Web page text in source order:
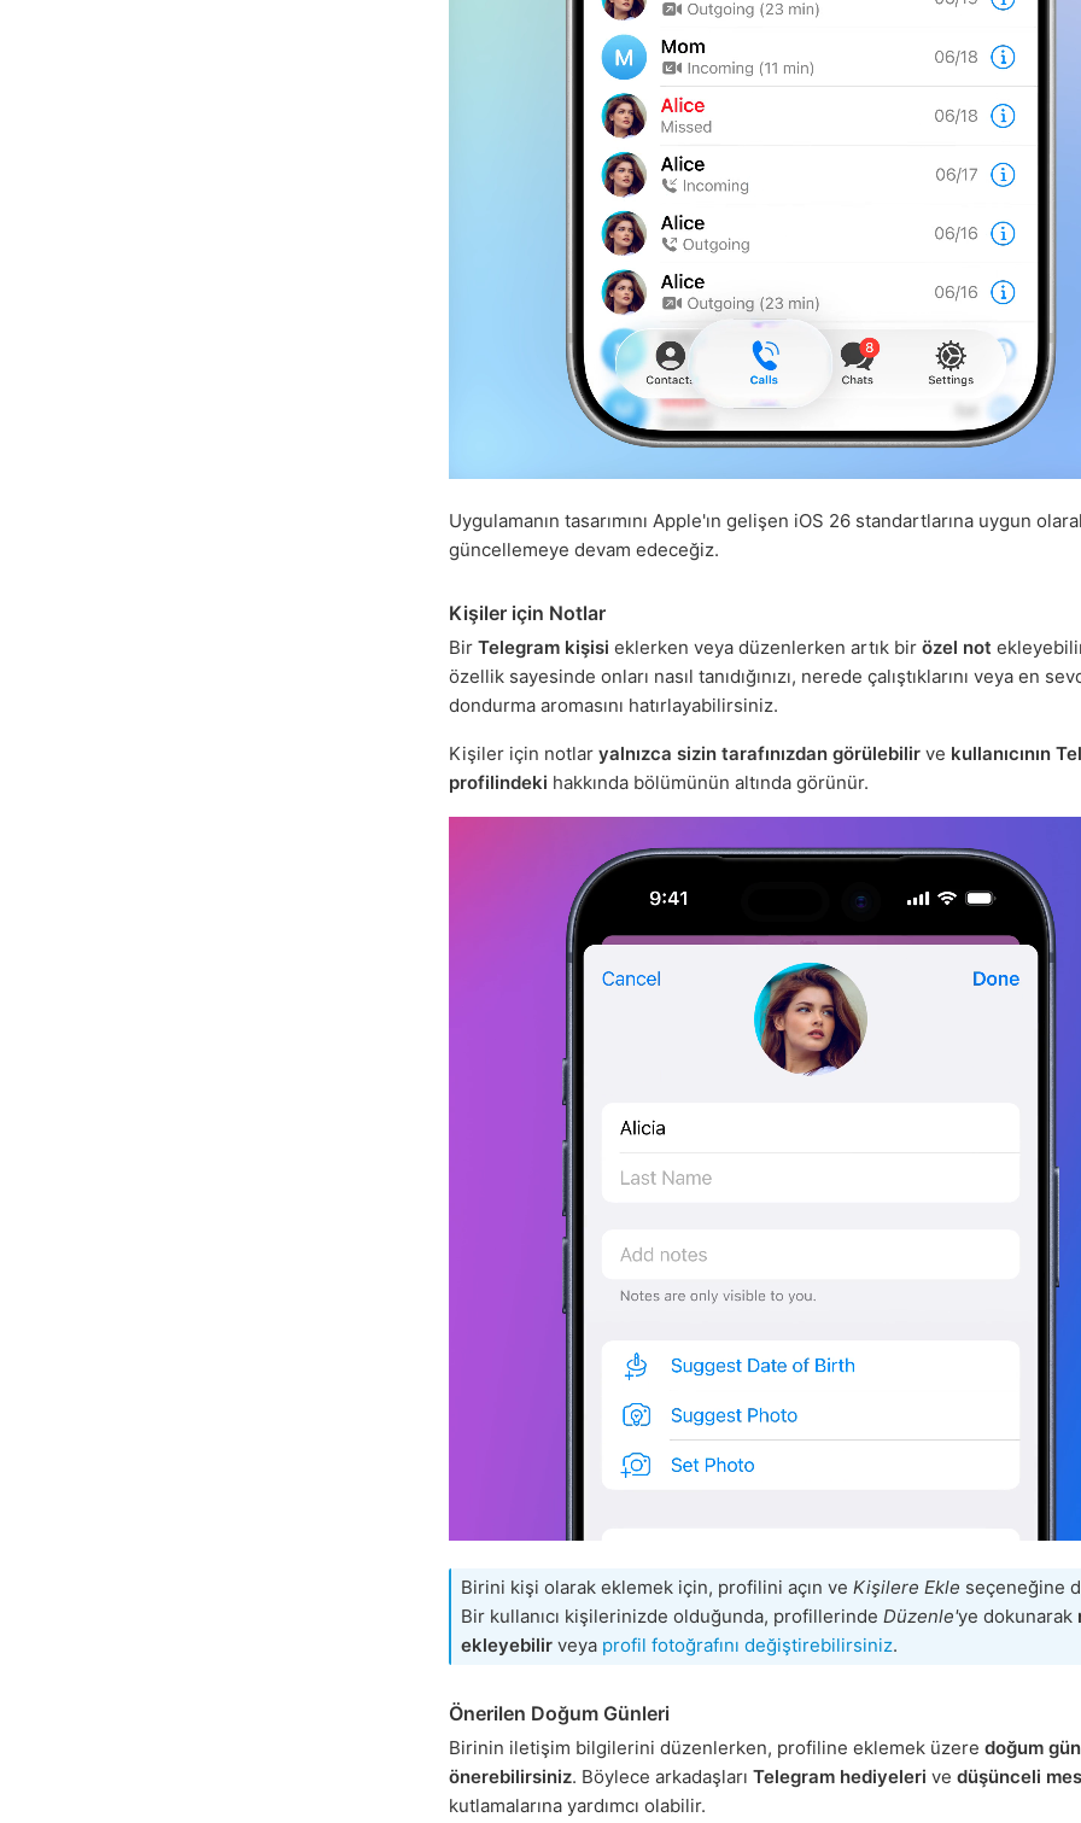
Uygulamanın tasarımını Apple'ın gelişen iOS 26 standartlarına uygun
güncellemeye devam edeceğiz.
Kişiler için Notlar
Bir Telegram kişisi eklerken veya düzenlerken artık bir özel not
özellik sayesinde onları nasıl tanıdığınızı, nerede çalıştıklarını veya en
dondurma aromasını hatırlayabilirsiniz.
Kişiler için notlar yalnızca sizin tarafınızdan görülebilir ve kullanıcının
profilindeki hakkında bölümünün altında görünür.
Birini kişi olarak eklemek için, profilini açın ve Kişilere Ekle seçeneğine
Bir kullanıcı kişilerinizde olduğunda, profillerinde Düzenle'ye dokunarak
ekleyebilir veya profil fotoğrafını değiştirebilirsiniz.
Önerilen Doğum Günleri
Birinin iletişim bilgilerini düzenlerken, profiline eklemek üzere doğum
önerebilirsiniz. Böylece arkadaşları Telegram hediyeleri ve düşünceli
kutlamalarına yardımcı olabilir.